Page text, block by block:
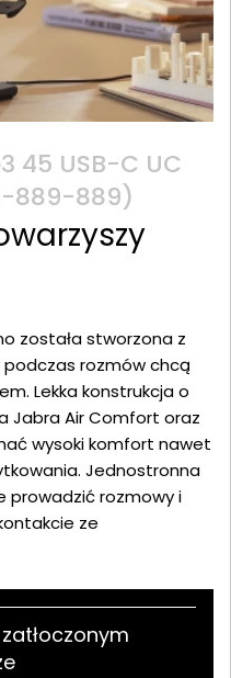
45 USB-C UC
889-889)
została stworzona z
podczas rozmów chcą
Lekka konstrukcja o
Jabra Air Comfort oraz
wysoki komfort nawet
Jednostronna
prowadzić rozmowy i
ze